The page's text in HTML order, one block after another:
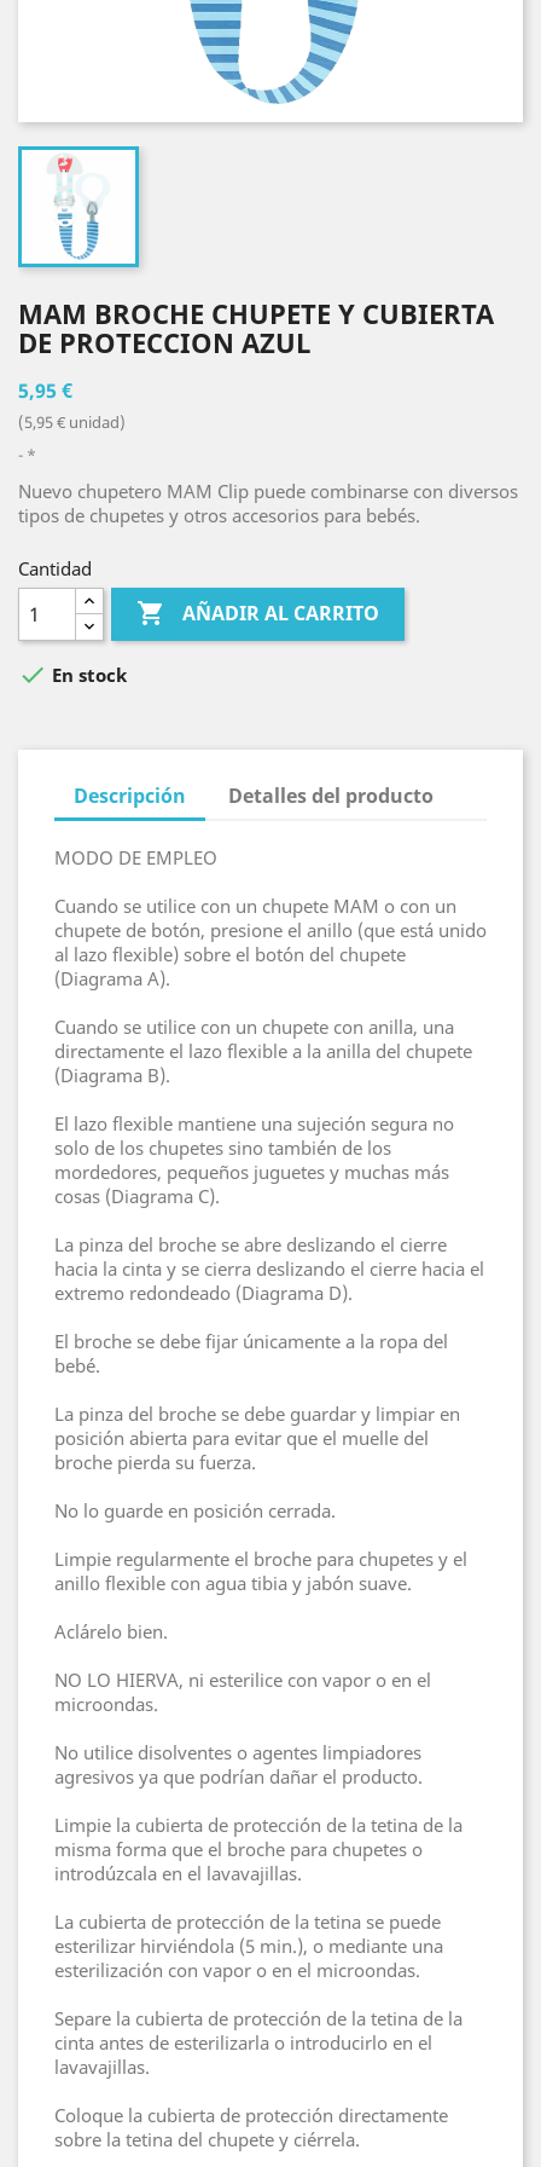
MAM BROCHE CHUPETE Y CUBIERTA
DE PROTECCION AZUL
5,95 €
(5,95 € unidad)
*
Nuevo chupetero MAM Clip puede combinarse con diversos
tipos de chupetes y otros accesorios para bebés.
Cantidad
 AÑADIR AL CARRITO
 En stock
Descripción Detalles del producto
MODO DE EMPLEO
Cuando se utilice con un chupete MAM o con un
chupete de botón, presione el anillo (que está unido
al lazo flexible) sobre el botón del chupete
(Diagrama A).
Cuando se utilice con un chupete con anilla, una
directamente el lazo flexible a la anilla del chupete
(Diagrama B).
El lazo flexible mantiene una sujeción segura no
solo de los chupetes sino también de los
mordedores, pequeños juguetes y muchas más
cosas (Diagrama C).
La pinza del broche se abre deslizando el cierre
hacia la cinta y se cierra deslizando el cierre hacia el
extremo redondeado (Diagrama D).
El broche se debe fijar únicamente a la ropa del
bebé.
La pinza del broche se debe guardar y limpiar en
posición abierta para evitar que el muelle del
broche pierda su fuerza.
No lo guarde en posición cerrada.
Limpie regularmente el broche para chupetes y el
anillo flexible con agua tibia y jabón suave.
Aclárelo bien.
NO LO HIERVA, ni esterilice con vapor o en el
microondas.
No utilice disolventes o agentes limpiadores
agresivos ya que podrían dañar el producto.
Limpie la cubierta de protección de la tetina de la
misma forma que el broche para chupetes o
introdúzcala en el lavavajillas.
La cubierta de protección de la tetina se puede
esterilizar hirviéndola (5 min.), o mediante una
esterilización con vapor o en el microondas.
Separe la cubierta de protección de la tetina de la
cinta antes de esterilizarla o introducirlo en el
lavavajillas.
Coloque la cubierta de protección directamente
sobre la tetina del chupete y ciérrela.